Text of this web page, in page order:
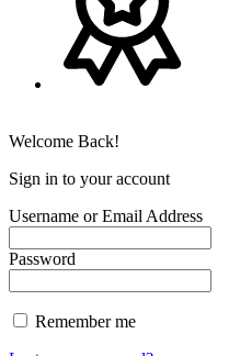
Welcome Back!
Sign in to your account
Username or Email Address
Password
Remember me